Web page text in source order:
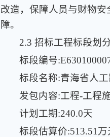
改造，保障人员与财物
障。
2.3 招标工程标段划
标段编号
标段名称:青海省人
发包内容:工程-工程
计划工期:240.0天
标段估算价:513.51万